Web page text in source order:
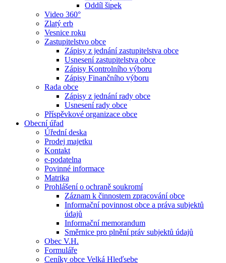
Oddíl šipek
Video 360°
Zlatý erb
Vesnice roku
Zastupitelstvo obce
Zápisy z jednání zastupitelstva obce
Usnesení zastupitelstva obce
Zápisy Kontrolního výboru
Zápisy Finančního výboru
Rada obce
Zápisy z jednání rady obce
Usnesení rady obce
Příspěvkové organizace obce
Obecní úřad
Úřední deska
Prodej majetku
Kontakt
e-podatelna
Povinné informace
Matrika
Prohlášení o ochraně soukromí
Záznam k činnostem zpracování obce
Informační povinnost obce a práva subjektů
údajů
Informační memorandum
Směrnice pro plnění práv subjektů údajů
Obec V.H.
Formuláře
Ceníky obce Velká Hleďsebe